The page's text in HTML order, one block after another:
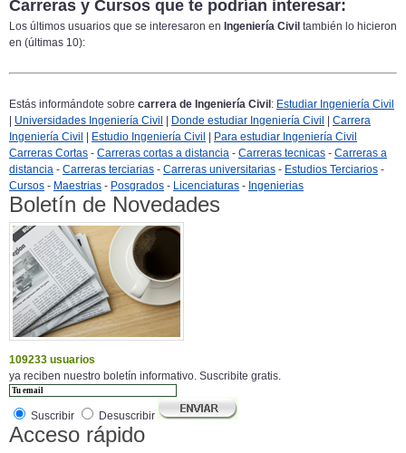
Carreras y Cursos que te podrían interesar:
Los últimos usuarios que se interesaron en Ingeniería Civil también lo hicieron
en (últimas 10):
Estás informándote sobre carrera de Ingeniería Civil : Estudiar Ingeniería Civil
Universidades Ingeniería Civil Donde estudiar Ingeniería Civil
Carrera
Ingeniería Civil
Estudio Ingeniería Civil
Para estudiar Ingeniería Civil
Carreras Cortas - Carreras cortas a distancia - Carreras tecnicas - Carreras a
distancia - Carreras terciarias - Carreras universitarias - Estudios Terciarios -
Cursos - Maestrias - Posgrados - Licenciaturas - Ingenierias
Boletín de Novedades
109233 usuarios
ya reciben nuestro boletín informativo. Suscribite gratis.
Suscribir Desuscribir
Acceso rápido